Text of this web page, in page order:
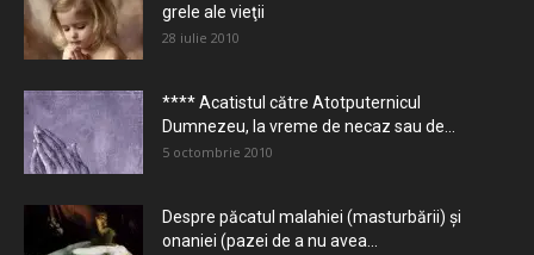
grele ale vieţii
28 iulie 2010
**** Acatistul către Atotputernicul
Dumnezeu, la vreme de necaz sau de...
5 octombrie 2010
Despre păcatul malahiei (masturbării) şi
onaniei (pazei de a nu avea...